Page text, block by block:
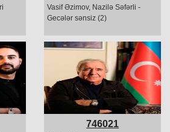
Vasif Əzimov, Nazilə Səfərli -
Gecələr sənsiz (2)
746021